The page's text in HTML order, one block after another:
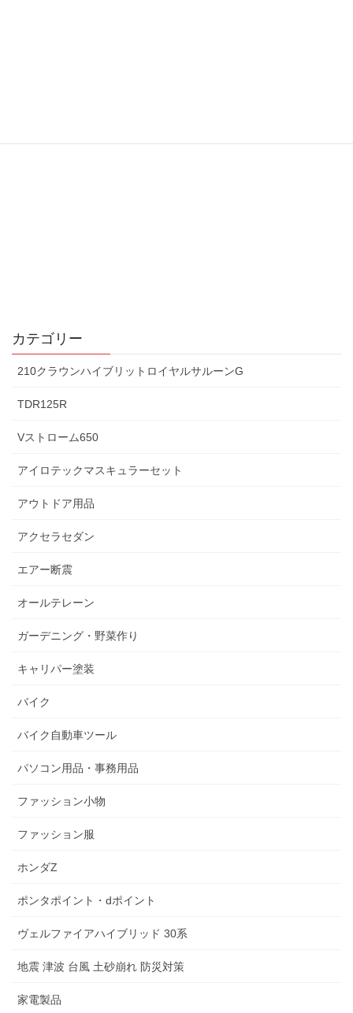
カテゴリー
210クラウンハイブリットロイヤルサルーンG
TDR125R
Vストローム650
アイロテックマスキュラーセット
アウトドア用品
アクセラセダン
エアー断震
オールテレーン
ガーデニング・野菜作り
キャリパー塗装
バイク
バイク自動車ツール
パソコン用品・事務用品
ファッション小物
ファッション服
ホンダZ
ポンタポイント・dポイント
ヴェルファイアハイブリッド 30系
地震 津波 台風 土砂崩れ 防災対策
家電製品